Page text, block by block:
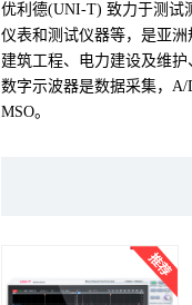
优利德(UNI-T) 致力于测试
仪表和测试仪器等，是亚
建筑工程、电力建设及维护
数字示波器是数据采集，
MSO。